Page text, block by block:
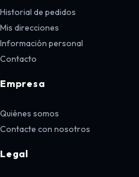
Historial de pedidos
Mis direcciones
Información personal
Contacto
Empresa
Quiénes somos
Contacte con nosotros
Legal